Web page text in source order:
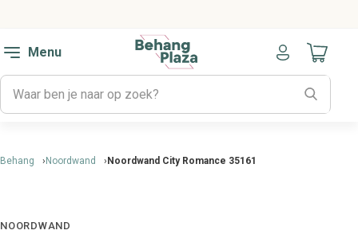
Menu
Naar
Behang Noordwand Noordwand City Romance 35161
NOORDWAND